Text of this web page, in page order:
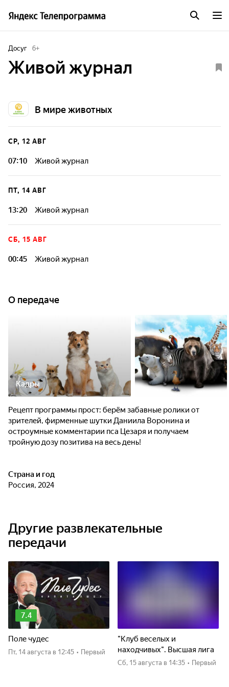
Досуг 6+
Живой журнал
В мире животных
СР, 12 АВГ
07:10 Живой журнал
ПТ, 14 АВГ
13:20 Живой журнал
СБ, 15 АВГ
00:45 Живой журнал
О передаче
Кадры
Рецепт программы прост: берём забавные ролики от
зрителей, фирменные шутки Даниила Воронина и
остроумные комментарии пса Цезаря и получаем
тройную дозу позитива на весь день!
Страна и год
Россия, 2024
Другие развлекательные
передачи
7.4
Поле чудес
пт, 14 августа в 12:45 • Первый
"Клуб веселых и
находчивых". Высшая лига
сб, 15 августа в 14:35 • Первый